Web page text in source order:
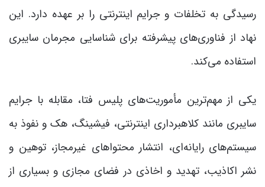
رسیدگی به تخلفات و جرایم اینترنتی را بر عهده دارد. این
نهاد از فناوری‌های پیشرفته برای شناسایی مجرمان سایبری
استفاده می‌کند.
یکی از مهم‌ترین مأموریت‌های پلیس فتا، مقابله با جرایم
سایبری مانند کلاهبرداری اینترنتی، فیشینگ، هک و نفوذ به
سیستم‌های رایانه‌ای، انتشار محتواهای غیرمجاز، توهین و
نشر اکاذیب، تهدید و اخاذی در فضای مجازی و بسیاری از